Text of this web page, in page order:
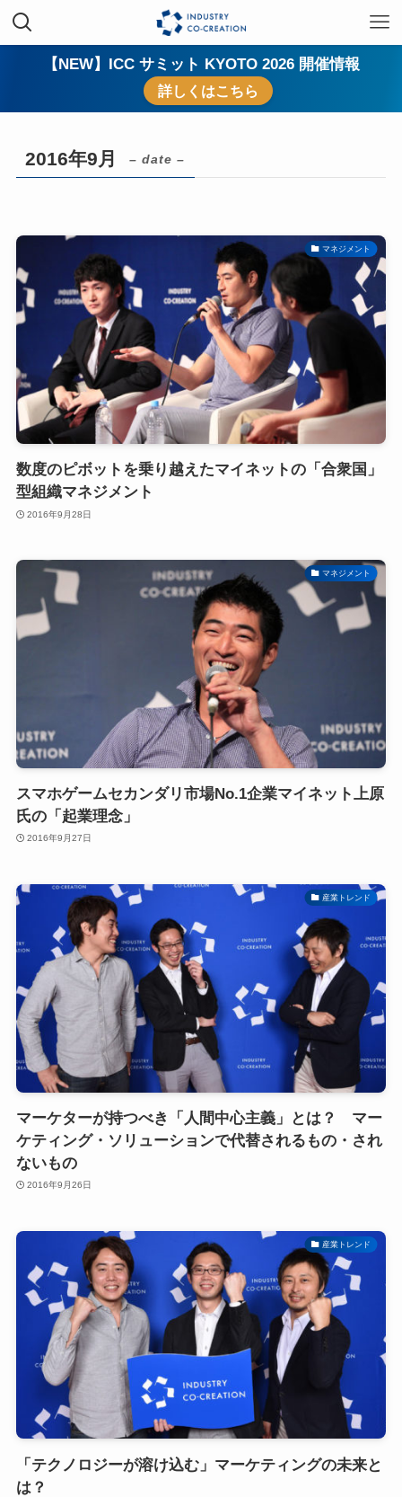
【NEW】ICC サミット KYOTO 2026 開催情報
詳しくはこちら
2016年9月 – date –
マネジメント
数度のピボットを乗り越えたマイネットの「合衆国」
型組織マネジメント
2016年9月28日
マネジメント
スマホゲームセカンダリ市場No.1企業マイネット上原
氏の「起業理念」
2016年9月27日
産業トレンド
マーケターが持つべき「人間中心主義」とは？ マー
ケティング・ソリューションで代替されるもの・され
ないもの
2016年9月26日
産業トレンド
「テクノロジーが溶け込む」マーケティングの未来と
は？